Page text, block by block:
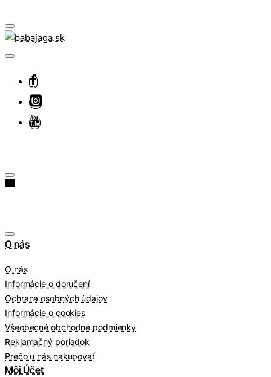
O nás
O nás
Informácie o doručení
Ochrana osobných údajov
Informácie o cookies
Všeobecné obchodné podmienky
Reklamačný poriadok
Prečo u nás nakupovať
Môj Účet